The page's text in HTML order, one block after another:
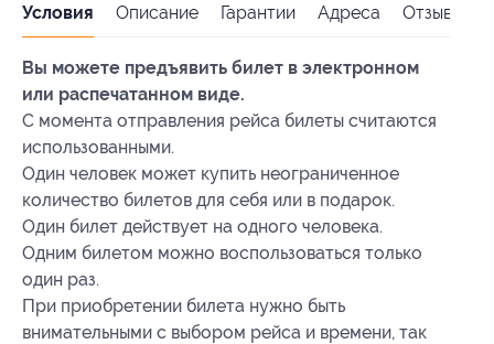
Условия Описание Гарантии Адреса Отзывы
Вы можете предъявить билет в электронном
или распечатанном виде.
С момента отправления рейса билеты считаются
использованными.
Один человек может купить неограниченное
количество билетов для себя или в подарок.
Один билет действует на одного человека.
Одним билетом можно воспользоваться только
один раз.
При приобретении билета нужно быть
внимательными с выбором рейса и времени, так